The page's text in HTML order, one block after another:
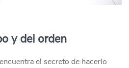
y del orden
el secreto de hacerlo